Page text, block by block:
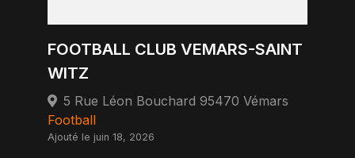
FOOTBALL CLUB VEMARS-SAINT
WITZ
5 Rue Léon Bouchard 95470 Vémars
Football
Ajouté le juin 18, 2026